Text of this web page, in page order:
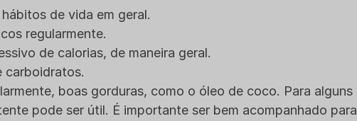
de vida em geral.
regularmente.
de calorias, de maneira geral.
carboidratos.
boas gorduras, como o óleo de coco. Para alguns
pode ser útil. É importante ser bem acompanhado para